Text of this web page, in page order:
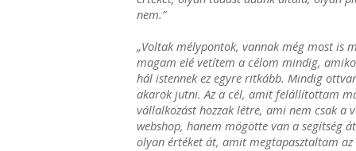
nem.”
„Voltak mélypontok, vannak még most is
magam elé vetítem a célom mindig,
hál istennek ez egyre ritkább. Mindig
akarok jutni. Az a cél, amit felállítottam
vállalkozást hozzak létre, ami nem csak a
webshop, hanem mögötte van a segítség
olyan értéket át, amit megtapasztaltam